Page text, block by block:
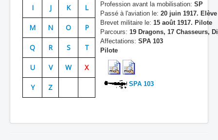
Personnels
Doctrines
Batailles
Les As
Cahiers des As
I J K L
M N O P
Q R S T
U V W X
Y Z
Profession avant la mobilisation: SP
Passé à l'aviation le: 20 juin 1917.
Brevet militaire le: 15 août 1917. Pilote
Parcours: 19 Dragons, 17 Chasseurs,
Affectations: SPA 103
Pilote
SPA 103